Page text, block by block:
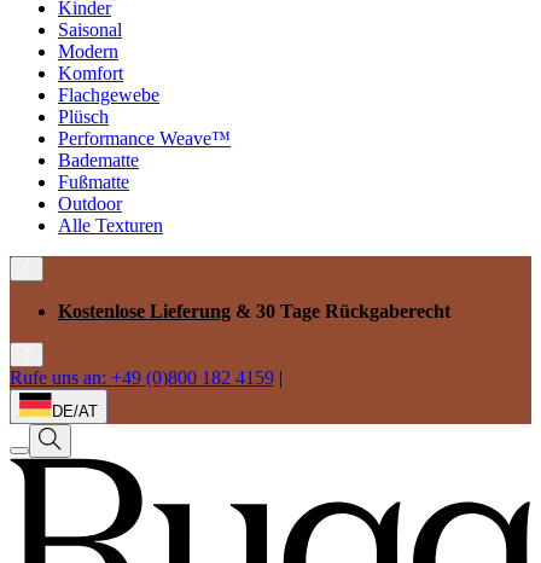
Kinder
Saisonal
Modern
Komfort
Flachgewebe
Plüsch
Performance Weave™
Badematte
Fußmatte
Outdoor
Alle Texturen
Kostenlose Lieferung & 30 Tage Rückgaberecht
Rufe uns an: +49 (0)800 182 4159 |
DE/AT